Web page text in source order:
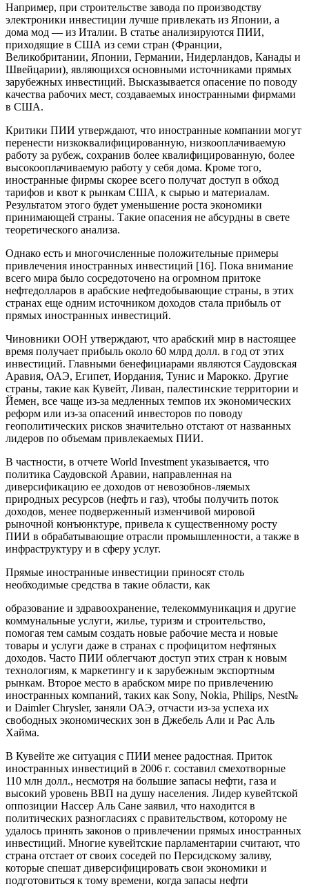
Например, при строительстве завода по производству
электроники инвестиции лучше привлекать из Японии, а
дома мод — из Италии. В статье анализируются ПИИ,
приходящие в США из семи стран (Франции,
Великобритании, Японии, Германии, Нидерландов, Канады и
Швейцарии), являющихся основными источниками прямых
зарубежных инвестиций. Высказывается опасение по поводу
качества рабочих мест, создаваемых иностранными фирмами
в США.
Критики ПИИ утверждают, что иностранные компании могут
перенести низкоквалифицированную, низкооплачиваемую
работу за рубеж, сохранив более квалифицированную, более
высокооплачиваемую работу у себя дома. Кроме того,
иностранные фирмы скорее всего получат доступ в обход
тарифов и квот к рынкам США, к сырью и материалам.
Результатом этого будет уменьшение роста экономики
принимающей страны. Такие опасения не абсурдны в свете
теоретического анализа.
Однако есть и многочисленные положительные примеры
привлечения иностранных инвестиций [16]. Пока внимание
всего мира было сосредоточено на огромном притоке
нефтедолларов в арабские нефтедобывающие страны, в этих
странах еще одним источником доходов стала прибыль от
прямых иностранных инвестиций.
Чиновники ООН утверждают, что арабский мир в настоящее
время получает прибыль около 60 млрд долл. в год от этих
инвестиций. Главными бенефициарами являются Саудовская
Аравия, ОАЭ, Египет, Иордания, Тунис и Марокко. Другие
страны, такие как Кувейт, Ливан, палестинские территории и
Йемен, все чаще из-за медленных темпов их экономических
реформ или из-за опасений инвесторов по поводу
геополитических рисков значительно отстают от названных
лидеров по объемам привлекаемых ПИИ.
В частности, в отчете World Investment указывается, что
политика Саудовской Аравии, направленная на
диверсификацию ее доходов от невозобнов-ляемых
природных ресурсов (нефть и газ), чтобы получить поток
доходов, менее подверженный изменчивой мировой
рыночной конъюнктуре, привела к существенному росту
ПИИ в обрабатывающие отрасли промышленности, а также в
инфраструктуру и в сферу услуг.
Прямые иностранные инвестиции приносят столь
необходимые средства в такие области, как
образование и здравоохранение, телекоммуникация и другие
коммунальные услуги, жилье, туризм и строительство,
помогая тем самым создать новые рабочие места и новые
товары и услуги даже в странах с профицитом нефтяных
доходов. Часто ПИИ облегчают доступ этих стран к новым
технологиям, к маркетингу и к зарубежным экспортным
рынкам. Второе место в арабском мире по привлечению
иностранных компаний, таких как Sony, Nokia, Philips, Nest№
и Daimler Chrysler, заняли ОАЭ, отчасти из-за успеха их
свободных экономических зон в Джебель Али и Рас Аль
Хайма.
В Кувейте же ситуация с ПИИ менее радостная. Приток
иностранных инвестиций в 2006 г. составил смехотворные
110 млн долл., несмотря на большие запасы нефти, газа и
высокий уровень ВВП на душу населения. Лидер кувейтской
оппозиции Нассер Аль Сане заявил, что находится в
политических разногласиях с правительством, которому не
удалось принять законов о привлечении прямых иностранных
инвестиций. Многие кувейтские парламентарии считают, что
страна отстает от своих соседей по Персидскому заливу,
которые спешат диверсифицировать свои экономики и
подготовиться к тому времени, когда запасы нефти